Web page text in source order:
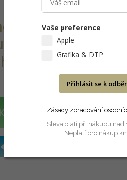
KOŠÍKU
Vaše preference
Apple
Grafika & DTP
Přihlásit se k
Zásady zpracování
Sleva platí při nákupu nad
Neplatí pro nákup